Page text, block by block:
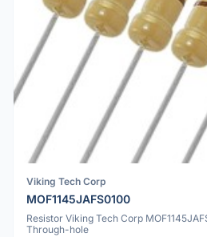
Viking Tech Corp
MOF1145JAFS0100
Resistor Viking Tech Corp
Through-hole